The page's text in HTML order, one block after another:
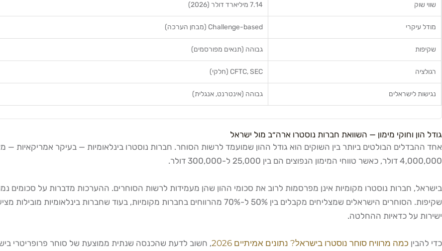
שווי שוק 7.14 מיליארד דולר (2026)
מודל עיקרי Challenge-based (מבחן הערכה)
שקיפות גבוהה (תנאים מפורסמים)
רגולציה CFTC, SEC (חלקי)
נגישות לישראלים גבוהה (אינטרנט, אנגלית)
גודל הון וחוקי מימון — השוואת חברות נוסטרו ארה״ב מול ישראל
4,000,000 דולר, כאשר טווחי המימון הנפוצים הם בין 25,000 ל-300,000 דולר.
בישראל, חברות נוסטרו מקומיות אינן מפרסמות לרוב את סכומי ההון שהן מעמידות לרשות הסוחרים. ההערכות מדברות על סכומים
ישירות על כדאיות ההחלטה.
כדי להבין כמה מרוויח סוחר נוסטרו בישראל? נתונים אמיתיים 2026